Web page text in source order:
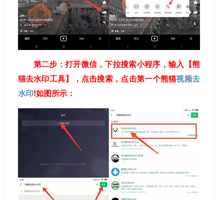
第二步：打开微信，下拉搜索小程序，输入【熊
猫去水印工具】，点击搜索，点击第一个熊猫视频去
水印!如图所示：